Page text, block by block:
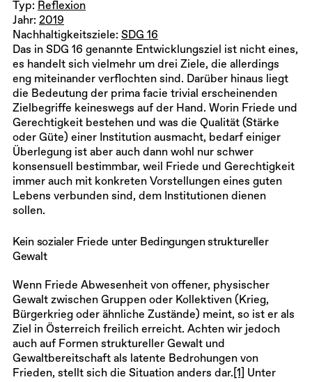
Typ: Reflexion
Jahr: 2019
Nachhaltigkeitsziele: SDG 16
Das in SDG 16 genannte Entwicklungsziel ist nicht eines,
es handelt sich vielmehr um drei Ziele, die allerdings
eng miteinander verflochten sind. Darüber hinaus liegt
die Bedeutung der prima facie trivial erscheinenden
Zielbegriffe keineswegs auf der Hand. Worin Friede und
Gerechtigkeit bestehen und was die Qualität (Stärke
oder Güte) einer Institution ausmacht, bedarf einiger
Überlegung ist aber auch dann wohl nur schwer
konsensuell bestimmbar, weil Friede und Gerechtigkeit
immer auch mit konkreten Vorstellungen eines guten
Lebens verbunden sind, dem Institutionen dienen
sollen.
Kein sozialer Friede unter Bedingungen struktureller
Gewalt
Wenn Friede Abwesenheit von offener, physischer
Gewalt zwischen Gruppen oder Kollektiven (Krieg,
Bürgerkrieg oder ähnliche Zustände) meint, so ist er als
Ziel in Österreich freilich erreicht. Achten wir jedoch
auch auf Formen struktureller Gewalt und
Gewaltbereitschaft als latente Bedrohungen von
Frieden, stellt sich die Situation anders dar. [1]
Unter